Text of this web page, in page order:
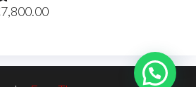
7,800.00Price
through